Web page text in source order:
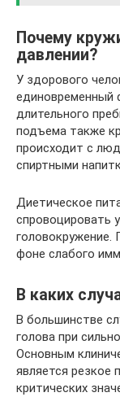
Почему
давлении?
У здорового
единовременный
длительного
подъема также
происходит с
спиртными
Диетическое
спровоцировать
головокружение.
фоне слабого
В каких
В большинстве
голова при
Основным
является резкое
критических